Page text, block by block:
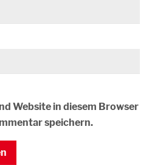
Website in diesem Browser
speichern.